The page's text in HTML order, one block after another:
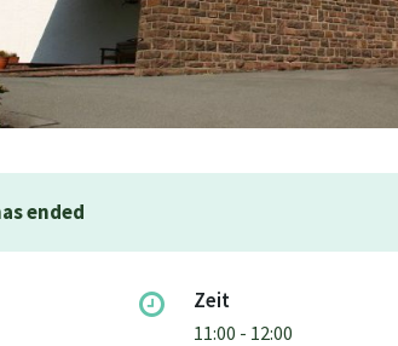
ended
Zeit
11:00 - 12:00